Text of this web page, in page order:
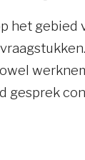
het gebied
gesprek